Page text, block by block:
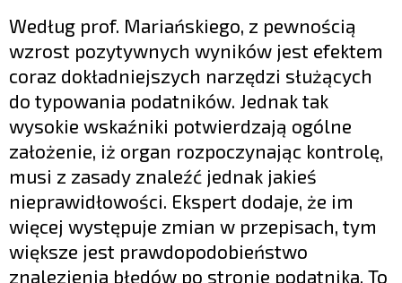
Według prof. Mariańskiego, z pewnością
wzrost pozytywnych wyników jest efektem
coraz dokładniejszych narzędzi służących
do typowania podatników. Jednak tak
wysokie wskaźniki potwierdzają ogólne
założenie, iż organ rozpoczynając kontrolę,
musi z zasady znaleźć jednak jakieś
nieprawidłowości. Ekspert dodaje, że im
więcej występuje zmian w przepisach, tym
większe jest prawdopodobieństwo
znalezienia błędów po stronie podatnika. To